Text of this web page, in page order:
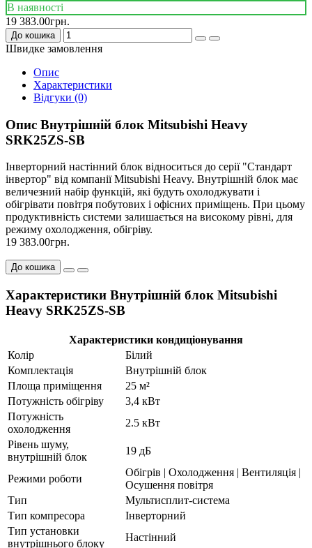
В наявності
19 383.00грн.
До кошика
Швидке замовлення
Опис
Характеристики
Відгуки (0)
Опис Внутрішній блок Mitsubishi Heavy
SRK25ZS-SB
Інверторний настінний блок відноситься до серії "Стандарт
інвертор" від компанії Mitsubishi Heavy. Внутрішній блок має
величезний набір функцій, які будуть охолоджувати і
обігрівати повітря побутових і офісних приміщень. При цьому
продуктивність системи залишається на високому рівні, для
режиму охолодження, обігріву.
19 383.00грн.
До кошика
Характеристики Внутрішній блок Mitsubishi
Heavy SRK25ZS-SB
Характеристики кондиціонування
Колір
Білий
Комплектація
Внутрішній блок
Площа приміщення
25 м²
Потужність обігріву
3,4 кВт
Потужність
охолодження
2.5 кВт
Рівень шуму,
внутрішній блок
19 дБ
Режими роботи
Обігрів | Охолодження | Вентиляція |
Осушення повітря
Тип
Мультисплит-система
Тип компресора
Інверторний
Тип установки
внутрішнього блоку
Настінний